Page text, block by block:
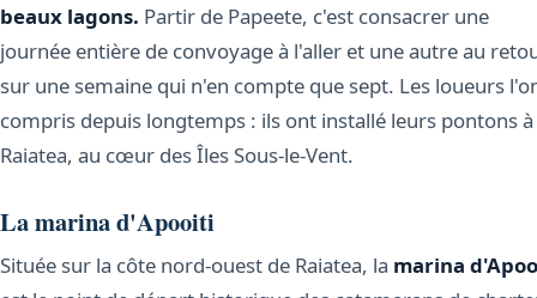
beaux lagons. Partir de Papeete, c'est consacrer une
journée entière de convoyage à l'aller et une autre au
sur une semaine qui n'en compte que sept. Les loueurs
compris depuis longtemps : ils ont installé leurs pontons à
Raiatea, au cœur des Îles Sous-le-Vent.
La marina d'Apooiti
Située sur la côte nord-ouest de Raiatea, la marina